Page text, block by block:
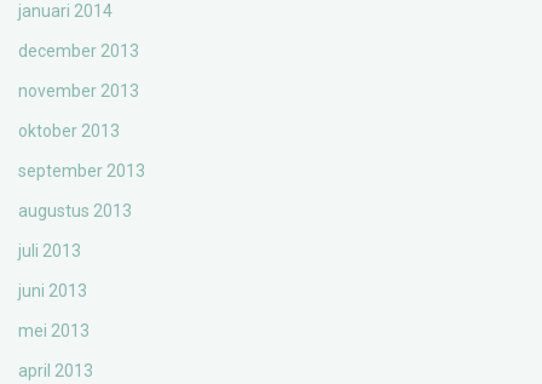
januari 2014
december 2013
november 2013
oktober 2013
september 2013
augustus 2013
juli 2013
juni 2013
mei 2013
april 2013